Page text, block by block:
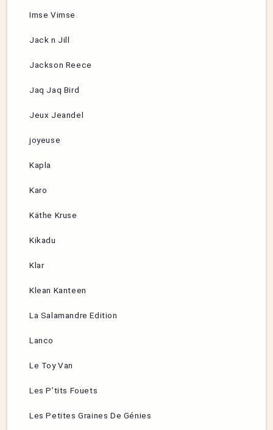
Imse Vimse
Jack n Jill
Jackson Reece
Jaq Jaq Bird
Jeux Jeandel
joyeuse
Kapla
Karo
Käthe Kruse
Kikadu
Klar
Klean Kanteen
La Salamandre Edition
Lanco
Le Toy Van
Les P’tits Fouets
Les Petites Graines De Génies